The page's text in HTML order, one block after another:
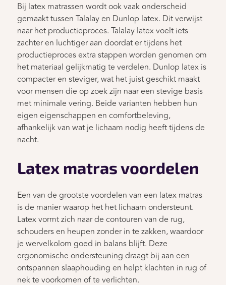
Bij latex matrassen wordt ook vaak onderscheid
gemaakt tussen Talalay en Dunlop latex. Dit verwijst
naar het productieproces. Talalay latex voelt iets
zachter en luchtiger aan doordat er tijdens het
productieproces extra stappen worden genomen om
het materiaal gelijkmatig te verdelen. Dunlop latex is
compacter en steviger, wat het juist geschikt maakt
voor mensen die op zoek zijn naar een stevige basis
met minimale vering. Beide varianten hebben hun
eigen eigenschappen en comfortbeleving,
afhankelijk van wat je lichaam nodig heeft tijdens de
nacht.
Latex matras voordelen
Een van de grootste voordelen van een latex matras
is de manier waarop het het lichaam ondersteunt.
Latex vormt zich naar de contouren van de rug,
schouders en heupen zonder in te zakken, waardoor
je wervelkolom goed in balans blijft. Deze
ergonomische ondersteuning draagt bij aan een
ontspannen slaaphouding en helpt klachten in rug of
nek te voorkomen of te verlichten.